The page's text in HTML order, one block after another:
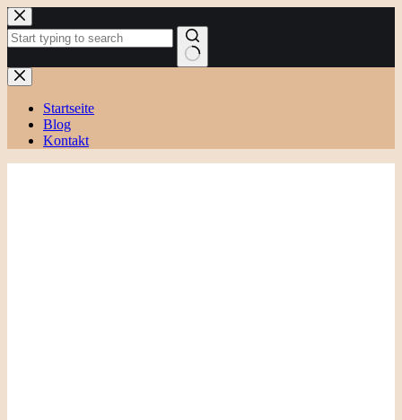
Zum
Inhalt
springen
Keine
Ergebnisse
Startseite
Blog
Kontakt